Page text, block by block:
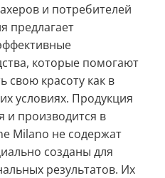
и потребителей
предлагает
которые помогают
красоту как в
условиях. Продукция
и производится в
Milano не содержат
созданы для
результатов. Их